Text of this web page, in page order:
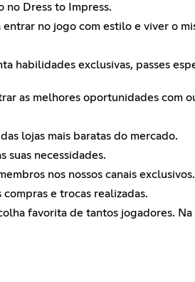
no Dress to Impress.
no jogo com estilo e viver o
habilidades exclusivas, passes
as melhores oportunidades com
lojas mais baratas do mercado.
suas necessidades.
nos nossos canais exclusivos.
e trocas realizadas.
favorita de tantos jogadores.